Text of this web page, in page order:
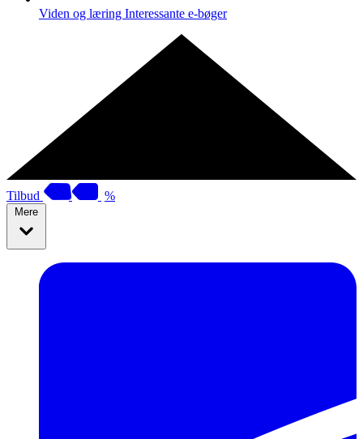
Viden og læring Interessante e-bøger
Tilbud %
Mere